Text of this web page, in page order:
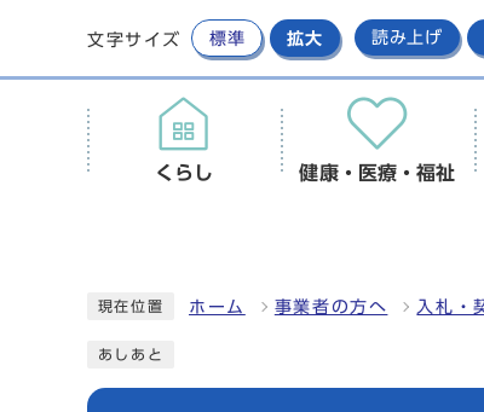
文字サイズ 標準 拡大 読み上げ
くらし 健康・医療・福祉
現在位置 ホーム 事業者の方へ 入札・
あしあと